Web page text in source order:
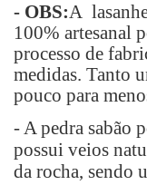
- OBS:A
100% artesanal
processo de
medidas. Tanto
pouco para
- A pedra sabão
possui veios
da rocha, sendo